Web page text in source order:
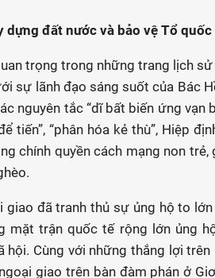
đất nước và bảo vệ Tổ quốc
trọng trong những trang lịch sử
sự lãnh đạo sáng suốt của Bác
nguyên tắc “dĩ bất biến ứng vạn
tiến”, “phân hóa kẻ thù”, Hiệp
chính quyền cách mạng non trẻ,
giao đã tranh thủ sự ủng hộ to
mặt trận quốc tế rộng lớn ủng
hội. Cùng với những thắng lợi trên
giao trên bàn đàm phán ở